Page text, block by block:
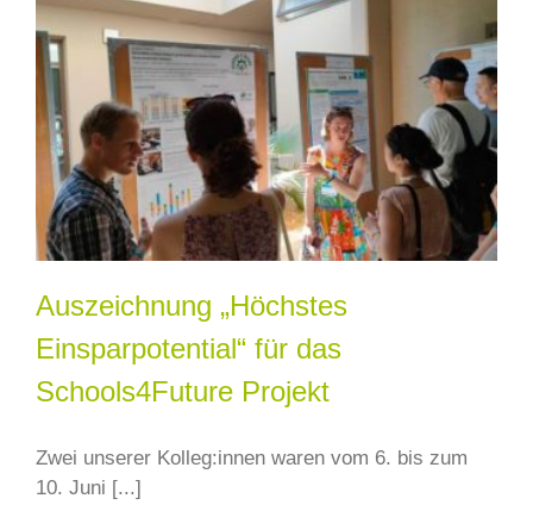
Auszeichnung „Höchstes
Einsparpotential“ für das
Schools4Future Projekt
Zwei unserer Kolleg:innen waren vom 6. bis zum
10. Juni [...]